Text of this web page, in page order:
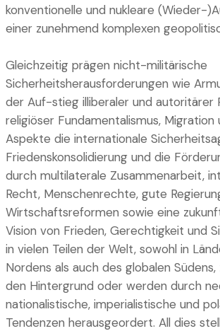
konventionelle und nukleare (Wieder-
einer zunehmend komplexen
Gleichzeitig prägen nicht-militärische
Sicherheitsherausforderungen wie
der Auf-stieg illiberaler und autoritärer
religiöser Fundamentalismus, Migration
Aspekte die internationale
Friedenskonsolidierung und die
durch multilaterale Zusammenarbeit,
Recht, Menschenrechte, gute
Wirtschaftsreformen sowie eine
Vision von Frieden, Gerechtigkeit und
in vielen Teilen der Welt, sowohl in
Nordens als auch des globalen
den Hintergrund oder werden durch
nationalistische, imperialistische und
Tendenzen herausgeordert. All dies